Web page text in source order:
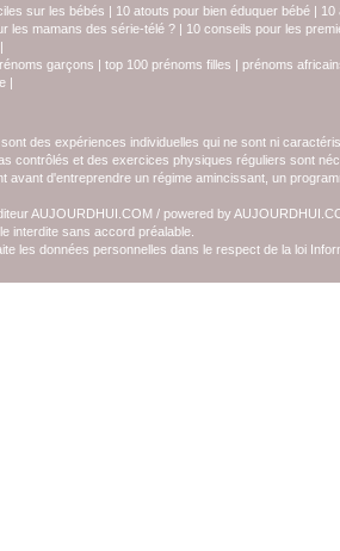
sur les bébés | 10 atouts pour bien éduquer bébé | 10
les mamans des série-télé ? | 10 conseils pour les
|
garçons | top 100 prénoms filles | prénoms
|
des expériences individuelles qui ne sont ni
contrôlés et des exercices physiques réguliers sont
avant d'entreprendre un régime amincissant, un
AUJOURDHUI.COM / powered by
interdite sans accord préalable.
les données personnelles dans le respect de la loi